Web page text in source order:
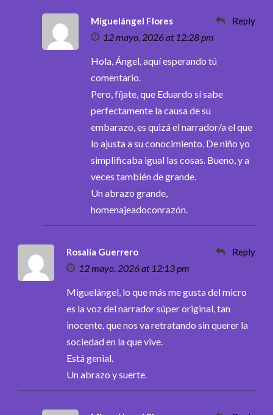
Miguelángel Flores
12 mayo, 2026 at 12:28 pm
Reply
Hola, Ángel, aquí esperando tú
comentario.
Pero, fíjate, que Eduardo sí sabe
perfectamente la causa de su
embarazo, es quizá el narrador/a el que
lo ajusta a su conocimiento. De niño yo
simplificaba igual las cosas. Bueno, y a
veces también de grande.
Un abrazo grande,
homenajeadoconrazón.
Rosalía Guerrero
12 mayo, 2026 at 12:13 pm
Reply
Miguelángel, lo que más me gusta del micro
es la voz del narrador súper original, tan
inocente, que nos va retratando sin querer la
sociedad en la que vive.
Está genial.
Un abrazo y suerte.